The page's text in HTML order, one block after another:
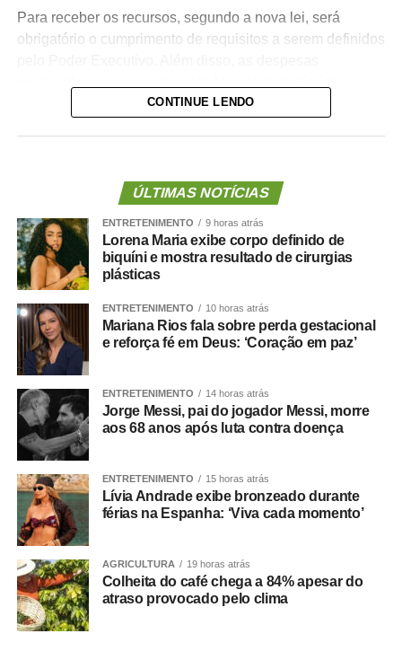
Para receber os recursos, segundo a nova lei, será
obrigatório o cumprimento de requisitos a serem definidos
A lei proíbe o uso dessas emendas para pagamento de
não seja relativo ao atendimento pré-hospitalar.
Com origem noProjeto de Lei Complementar (PLP)
18/2021
, de autoria do deputado Guilherme Derrite (PP-
SP), a matéria foiaprovada no Senado em julho
ano, com parecer favorável do senador Nelsinho Trad
(PSD-MS).
Agência Senado (Reprodução autorizada mediante
citação da Agência Senado)
Fonte:Agência Senado
COMENTE ABAIXO:
WhatsApp
Facebook
Twitter
Messenger
LinkedIn
Share
CONTINUE LENDO
ÚLTIMAS NOTÍCIAS
ENTRETENIMENTO 9 horas atrás
Lorena Maria exibe corpo definido de
biquíni e mostra resultado de cirurgias
plásticas
ENTRETENIMENTO 10 horas atrás
Mariana Rios fala sobre perda gestacional
e reforça fé em Deus: ‘Coração em paz’
ENTRETENIMENTO 14 horas atrás
Jorge Messi, pai do jogador Messi, morre
aos 68 anos após luta contra doença
ENTRETENIMENTO 15 horas atrás
Lívia Andrade exibe bronzeado durante
férias na Espanha: ‘Viva cada momento’
AGRICULTURA 19 horas atrás
Colheita do café chega a 84% apesar do
atraso provocado pelo clima